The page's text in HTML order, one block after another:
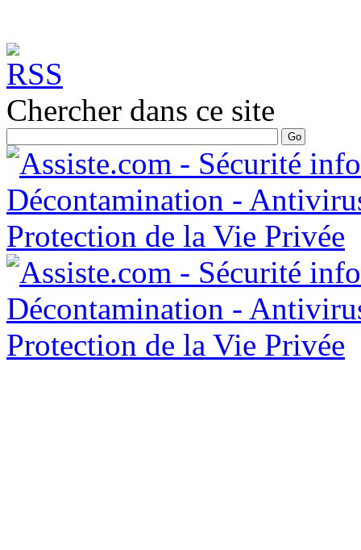
Chercher dans ce site